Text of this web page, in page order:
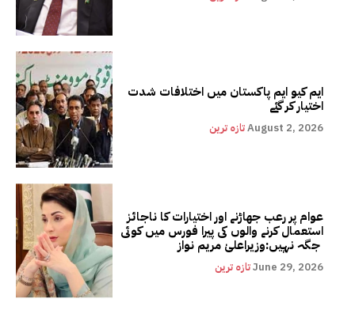
ایم کیو ایم پاکستان میں اختلافات شدت
اختیار کر گئے
تازہ ترینAugust 2, 2026
عوام پر رعب جھاڑنے اور اختیارات کا ناجائز
استعمال کرنے والوں کی پیرا فورس میں کوئی
تازہ ترینJune 29, 2026